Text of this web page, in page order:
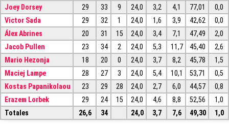
Joey Dorsey
29 33 9 24,0 3,2 4,1 77,01
0,0
Victor Sada
29 32 1 24,0 1,6 3,9 42,62
0,0
Álex Abrines
20 31 15 24,0 3,4 7,1 47,49
2,0
Jacob Pullen
23 34 2 24,0 5,3 11,7 45,40
2,6
Mario Hezonja
18 20 0 24,0 3,7 8,2 45,78
1,5
Maciej Lampe
28 27 3 24,0 5,4 10,1 53,71
0,5
Kostas Papanikolaou
23 29 28 24,0 2,7 6,0 44,57
0,8
Erazem Lorbek
29 24 15 24,0 4,6 8,8 52,56
1,0
Totales
26,6 34 24,0 3,7 7,6 49,30 1,0